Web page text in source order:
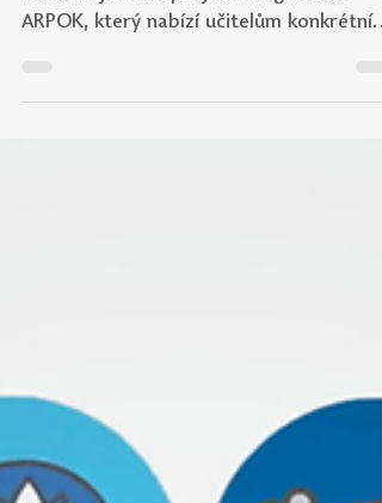
Ve svém dalším textu představuje Lenka